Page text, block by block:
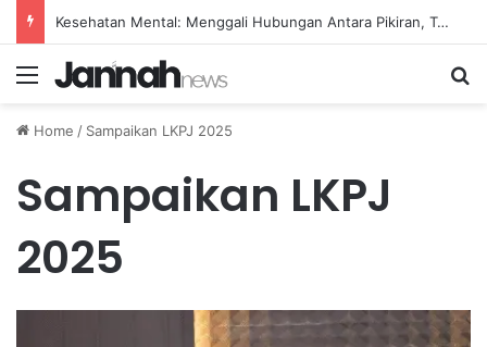
Kesehatan Mental: Menggali Hubungan Antara Pikiran, Tubuh, dan Emosi secara Mendalam
Menu
Home / Sampaikan LKPJ 2025
Sampaikan LKPJ
2025